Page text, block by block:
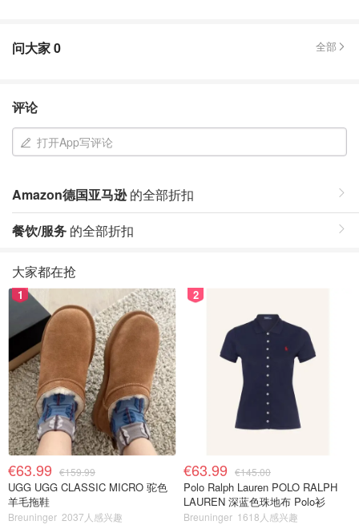
问大家0 全部
评论
打开App写评论
Amazon德国亚马逊的全部折扣
餐饮/服务 的全部折扣
大家都在抢
1
€63.99 €159.99
UGG UGG CLASSIC MICRO 驼色
羊毛拖鞋
Breuninger 2037人感兴趣
2
€63.99 €145.00
Polo Ralph Lauren POLO RALPH
LAUREN 深蓝色珠地布 Polo衫
Breuninger 1618人感兴趣